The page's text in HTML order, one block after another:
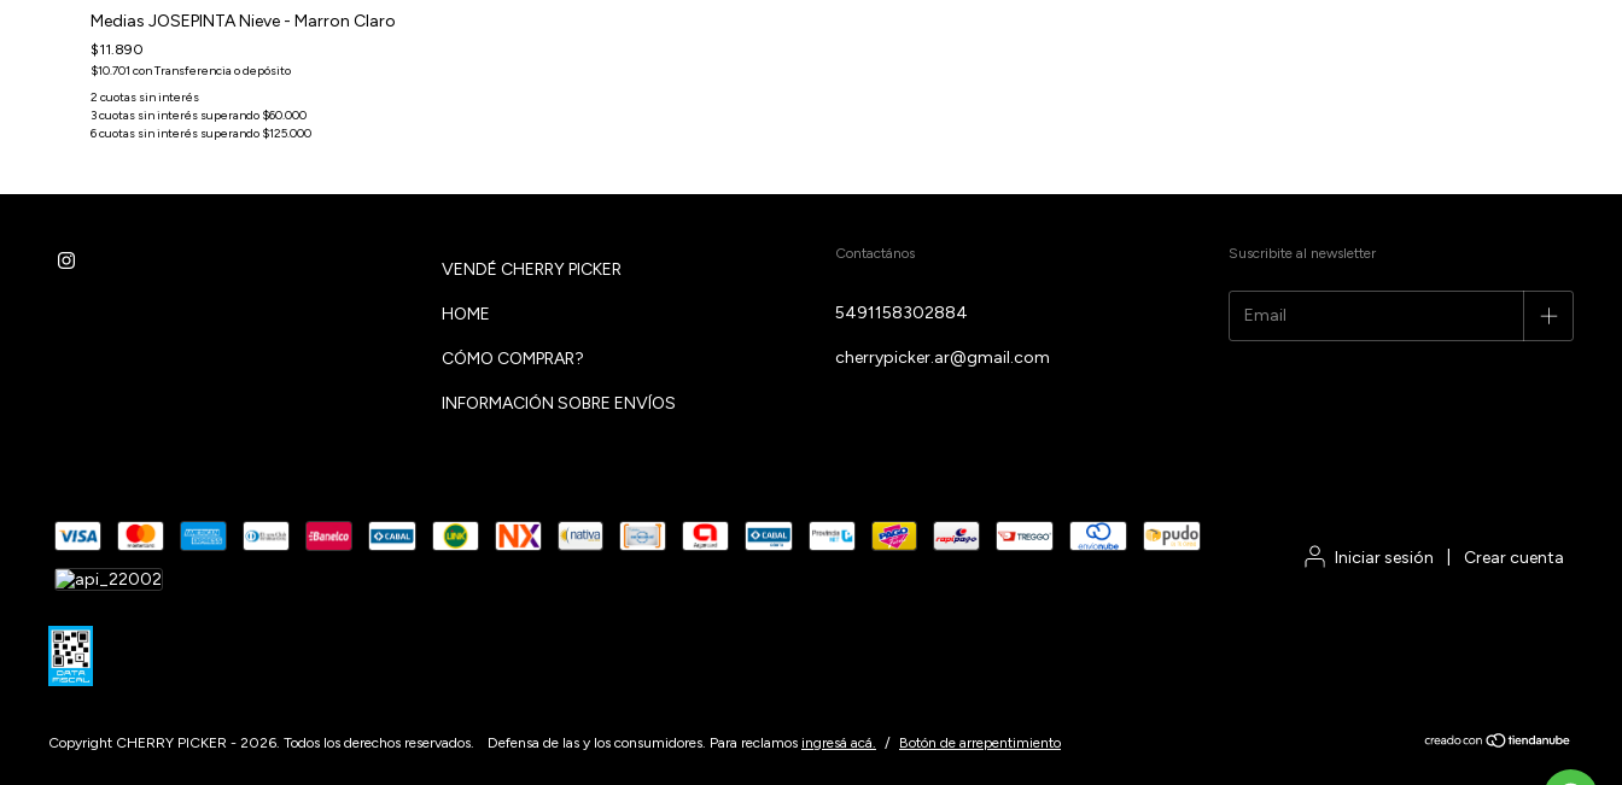
Medias JOSEPINTA Nieve - Marron Claro
$11.890
$10.701 conTransferencia o depósito
VENDÉ CHERRY PICKER
HOME
CÓMO COMPRAR?
INFORMACIÓN SOBRE ENVÍOS
Contactános
5491158302884
cherrypicker.ar@gmail.com
Suscribite al newsletter
Iniciar sesión Crear cuenta
Copyright CHERRY PICKER - 2026. Todos los derechos reservados. Defensa de las y los consumidores. Para reclamos ingresá acá. / Botón de arrepentimiento